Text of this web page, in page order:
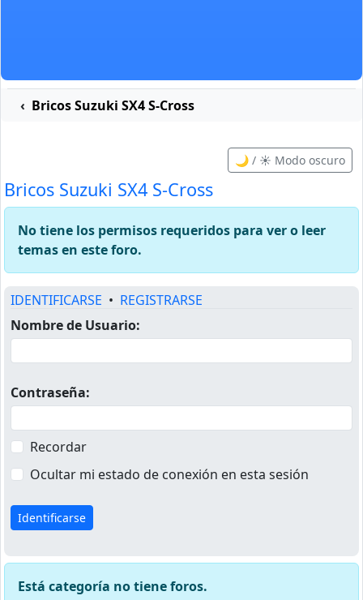
Bricos Suzuki SX4 S-Cross
🌙 / ☀️ Modo oscuro
Bricos Suzuki SX4 S-Cross
No tiene los permisos requeridos para ver o leer
temas en este foro.
IDENTIFICARSE • REGISTRARSE
Nombre de Usuario:
Contraseña:
Recordar
Ocultar mi estado de conexión en esta sesión
Está categoría no tiene foros.